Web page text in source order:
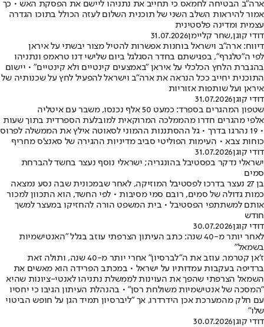
ארה"ב הבטיחה לחמאס כי תחייב את נתניהו ליישם את הפסקת האש • כך
אמור להיראות השלב השני של תוכנית השלום לעזה הכולל בתוכו הגדרה
עצמית ומדינה פלסטינית
דודי קוגן,שחר קליימן31.07.2026
דיווח: ארה״ב וישראל בוחנות אפשרות להטיל מצור יבשתי על איראן
לפי ה"טלגרף", בפגישתם בחדר הסגלגל ביום שלישי דנו טראמפ ונתניהו
בהגברת הלחץ הכלכלי על איראן ״באמצעים קינטיים ולא קינטיים״ • יישום
התוכנית יחייב ככל הנראה את ארה״ב וישראל להפעיל לחץ על שכנותיה של
איראן ועל שותפות אזוריות
דודי קוגן31.07.2026
שטפון המהגרים בספרד: כמעט 50 אלף נכנסו, משבר עם איטליה
אלפי מהגרים חדרו מהממלכה המרוקאית למובלעת הספרדית בתוך שעות
• 19 נהרגו בדרך • גל ההסתננות ההמוני לסאוטה אילץ את הממשלה לפרוס
כוחות צבא • העימות הפוליטי סביב מדיניות ההגירה של סאנצ'ס מחריף
דודי קוגן31.07.2026
ישראלי נדקר בפסטיבל בהונגריה; ישראלי נוסף נעצר בחשד להברחת
סמים
בן 27 נעצר בדרכו לפסטיבל המוזיקה, לאחר שבמכונית שבה נסע נמצאה
כמות גדולה של סמים, רובם סמי מסיבות • לפי החשד, הוא התכוון למכור
אותם למשתתפי הפסטיבל • בית המשפט הורה להחזיקו במעצר למשך
חודש
דודי קוגן30.07.2026
לאחר יותר מ-40 שנה: כתב העיתון הצרפתי עוזב בגלל ״האנטישמיות
בשמאל״
ז׳אן קטרמר, עוזב את ה"לברסיון" אחרי יותר מ-40 שנה, ותולה זאת
ברדיפה בעקבות עמדותיו על ישראל • במכתב הפרידה הוא מאשים את
השמאל הצרפתי שהפך את העוינות לממשלת נתניהו לאנטי-ציונות שהיא
״המסכה של אנטישמיות משולחת רסן״ • בהנהלת העיתון הגיבו כי יחסיו
עם חלק מהמערכת אכן הידרדרו, אך ״ליברסיון תמיד הגן על חופש הביטוי
שלו״
דודי קוגן30.07.2026